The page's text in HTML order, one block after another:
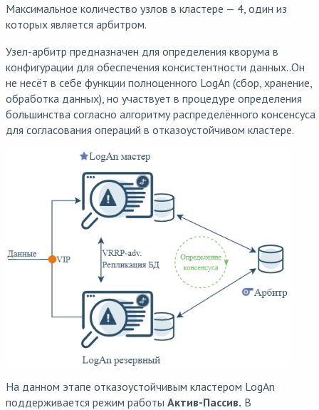
Максимальное количество узлов в кластере — 4, один из
которых является арбитром.
Узел-арбитр предназначен для определения кворума в
конфигурации для обеспечения консистентности данных..Он
не несёт в себе функции полноценного LogAn (сбор, хранение,
обработка данных), но участвует в процедуре определения
большинства согласно алгоритму распределённого консенсуса
для согласования операций в отказоустойчивом кластере.
На данном этапе отказоустойчивым кластером LogAn
поддерживается режим работы Актив-Пассив. В